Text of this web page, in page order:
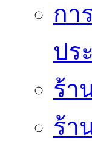
กา
ปร
ร้า
ร้า